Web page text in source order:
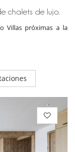
chalets de lujo.
Villas próximas a la